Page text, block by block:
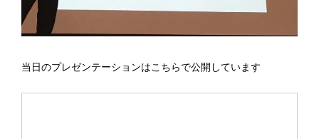
当日のプレゼンテーションはこちらで公開しています